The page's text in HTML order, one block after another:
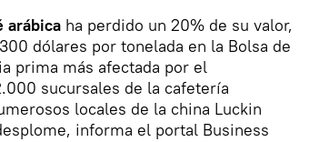
arábica ha perdido un 20% de su valor,
dólares por tonelada en la Bolsa de
prima más afectada por el
sucursales de la cafetería
locales de la china Luckin
informa el portal Business